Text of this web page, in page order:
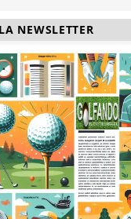
NEWSLETTER